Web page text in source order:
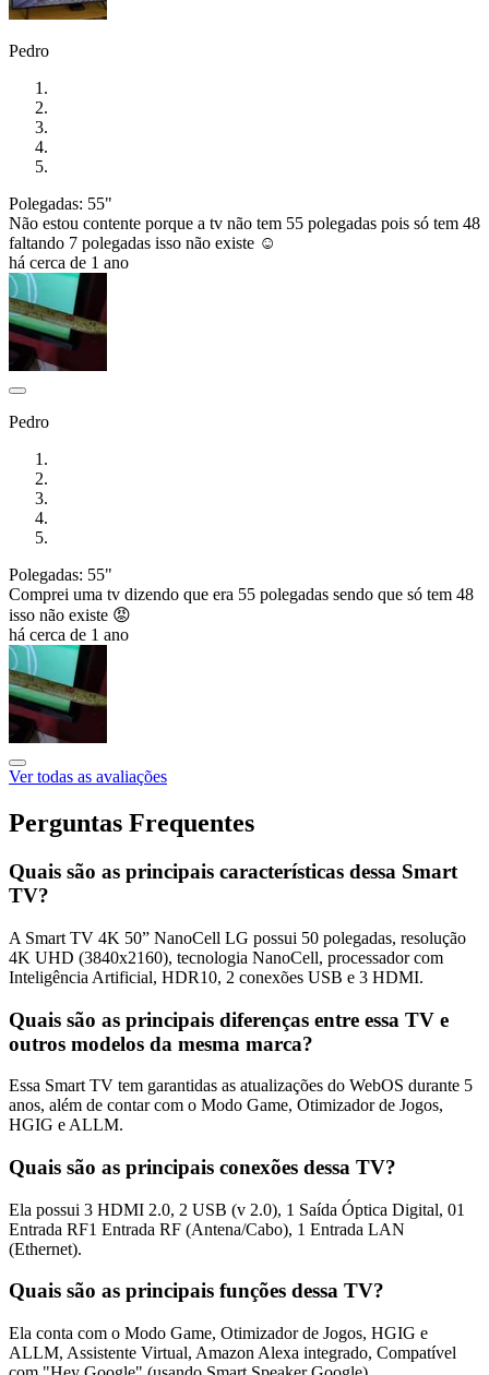
Pedro
Polegadas: 55"
Não estou contente porque a tv não tem 55 polegadas pois só tem 48
faltando 7 polegadas isso não existe ☺️
há cerca de 1 ano
Pedro
Polegadas: 55"
Comprei uma tv dizendo que era 55 polegadas sendo que só tem 48
isso não existe 😡
há cerca de 1 ano
Ver todas as avaliações
Perguntas Frequentes
Quais são as principais características dessa Smart
TV?
A Smart TV 4K 50” NanoCell LG possui 50 polegadas, resolução
4K UHD (3840x2160), tecnologia NanoCell, processador com
Inteligência Artificial, HDR10, 2 conexões USB e 3 HDMI.
Quais são as principais diferenças entre essa TV e
outros modelos da mesma marca?
Essa Smart TV tem garantidas as atualizações do WebOS durante 5
anos, além de contar com o Modo Game, Otimizador de Jogos,
HGIG e ALLM.
Quais são as principais conexões dessa TV?
Ela possui 3 HDMI 2.0, 2 USB (v 2.0), 1 Saída Óptica Digital, 01
Entrada RF1 Entrada RF (Antena/Cabo), 1 Entrada LAN
(Ethernet).
Quais são as principais funções dessa TV?
Ela conta com o Modo Game, Otimizador de Jogos, HGIG e
ALLM, Assistente Virtual, Amazon Alexa integrado, Compatível